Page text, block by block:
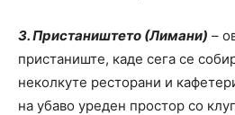
3. Пристаништето (Лимани) –
пристаниште, каде сега се
неколкуте ресторани и
на убаво уреден простор со